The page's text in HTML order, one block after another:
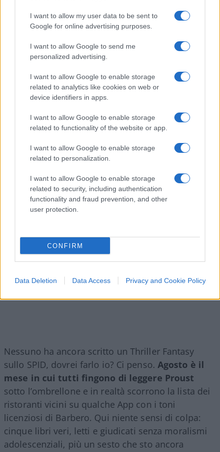
I want to allow my user data to be sent to
Google for online advertising purposes.
I want to allow Google to send me
personalized advertising.
I want to allow Google to enable storage
related to analytics like cookies on web or
device identifiers in apps.
I want to allow Google to enable storage
related to functionality of the website or app.
I want to allow Google to enable storage
related to personalization.
I want to allow Google to enable storage
related to security, including authentication
functionality and fraud prevention, and other
user protection.
CONFIRM
Data Deletion Data Access Privacy and Cookie Policy
conformista: letture vere, cattive e senza il solito
catechismo da spiaggia
di Peter Cameron Ellis
9 Agosto 2026, 15:04
1.3k
Nessuno ha ancora scritto un Thriller Fantasy
sullo SPID, dovrei farlo io? Ci penso. Agosto è il
mese in cui tutti fingono di leggere Proust
sotto l’ombrellone e in realtà scorrono la lista dei
ristoranti vicini su qualche App con i toni
licenziosi di Barbero. Qui niente sensi di colpa:
cinque libri veri, letti e giudicati senza moralismi
adolescenziali, più un sesto che sto ancora